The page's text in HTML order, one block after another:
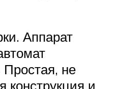
Аппарат
не
конструкция и